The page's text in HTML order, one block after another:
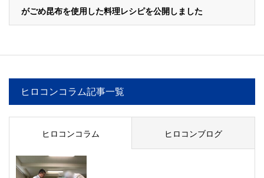
がごめ昆布を使用した料理レシピを公開しました
ヒロコンコラム記事一覧
ヒロコンコラム ヒロコンブログ